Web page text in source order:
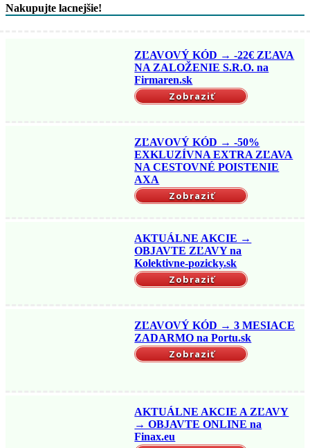
Nakupujte lacnejšie!
ZĽAVOVÝ KÓD → -22€ ZĽAVA
NA ZALOŽENIE S.R.O. na
Firmaren.sk
Zobraziť
ZĽAVOVÝ KÓD → -50%
EXKLUZÍVNA EXTRA ZĽAVA
NA CESTOVNÉ POISTENIE
AXA
Zobraziť
AKTUÁLNE AKCIE →
OBJAVTE ZĽAVY na
Kolektivne-pozicky.sk
Zobraziť
ZĽAVOVÝ KÓD → 3 MESIACE
ZADARMO na Portu.sk
Zobraziť
AKTUÁLNE AKCIE A ZĽAVY
→ OBJAVTE ONLINE na
Finax.eu